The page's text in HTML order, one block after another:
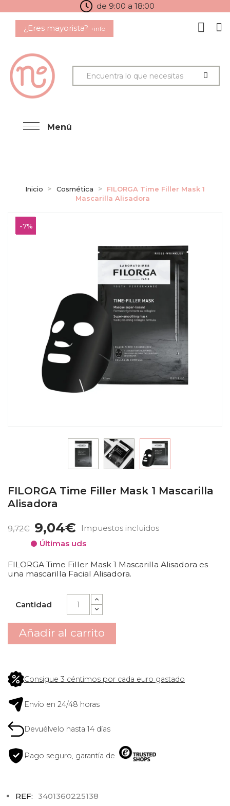
de 9:00 a 18:00
¿Eres mayorista? +info
Menú
Inicio Cosmética
FILORGA Time Filler Mask 1
Mascarilla Alisadora
-7%
-7%
FILORGA Time Filler Mask 1 Mascarilla
Alisadora
9,72€ 9,04€
Impuestos incluidos
Últimas uds
FILORGA Time Filler Mask 1 Mascarilla Alisadora es
una mascarilla Facial Alisadora.
Cantidad
Añadir al carrito
Consigue 3 céntimos por cada euro gastado
Envío en 24/48 horas
Devuélvelo hasta 14 días
Pago seguro, garantía de
REF: 3401360225138